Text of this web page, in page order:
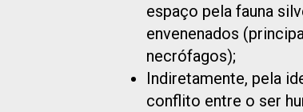
espaço pela fauna
envenenados
necrófagos);
Indiretamente, pela
conflito entre o ser